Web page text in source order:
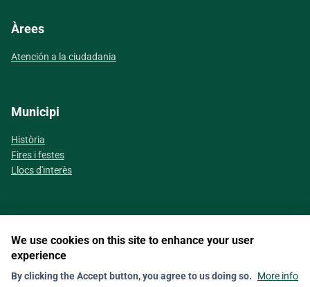
Àrees
Atención a la ciudadania
Municipi
Història
Fires i festes
Llocs d'interès
Segueix-nos a les xarxes socials
Contact Nota legal Política de galetes (Cookies) Política de privacitat
We use cookies on this site to enhance your user
experience
By clicking the Accept button, you agree to us doing so. More info